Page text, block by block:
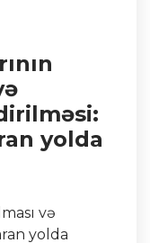
yolda
və
yolda